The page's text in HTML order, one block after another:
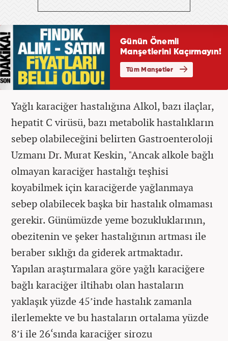
Yağlı karaciğer hastalığına Alkol, bazı ilaçlar,
hepatit C virüsü, bazı metabolik hastalıkların
sebep olabileceğini belirten Gastroenteroloji
Uzmanı Dr. Murat Keskin, "Ancak alkole bağlı
olmayan karaciğer hastalığı teşhisi
koyabilmek için karaciğerde yağlanmaya
sebep olabilecek başka bir hastalık olmaması
gerekir. Günümüzde yeme bozukluklarının,
obezitenin ve şeker hastalığının artması ile
beraber sıklığı da giderek artmaktadır.
Yapılan araştırmalara göre yağlı karaciğere
bağlı karaciğer iltihabı olan hastaların
yaklaşık yüzde 45’inde hastalık zamanla
ilerlemekte ve bu hastaların ortalama yüzde
8’i ile 26‘sında karaciğer sirozu